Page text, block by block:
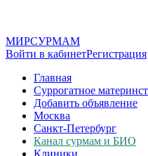
МИРСУРМАМ
Войти в кабинетРегистрация
Главная
Суррогатное
Добавить объявление
Москва
Санкт-Петербург
Канал сурмам и БИО
Клиники